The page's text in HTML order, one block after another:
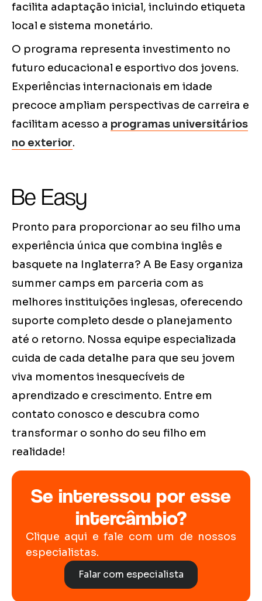
facilita adaptação inicial, incluindo etiqueta
local e sistema monetário.
O programa representa investimento no
futuro educacional e esportivo dos jovens.
Experiências internacionais em idade
precoce ampliam perspectivas de carreira e
facilitam acesso a programas universitários
no exterior.
Be Easy
Pronto para proporcionar ao seu filho uma
experiência única que combina inglês e
basquete na Inglaterra? A Be Easy organiza
summer camps em parceria com as
melhores instituições inglesas, oferecendo
suporte completo desde o planejamento
até o retorno. Nossa equipe especializada
cuida de cada detalhe para que seu jovem
viva momentos inesquecíveis de
aprendizado e crescimento. Entre em
contato conosco e descubra como
transformar o sonho do seu filho em
realidade!
Se interessou por esse
intercâmbio?
Clique aqui e fale com um de nossos
especialistas.
Falar com especialista